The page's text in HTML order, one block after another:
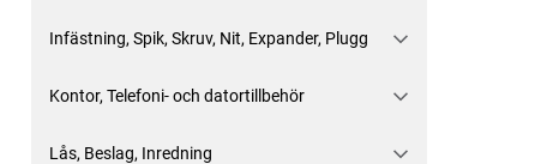
Infästning, Spik, Skruv, Nit, Expander, Plugg
Kontor, Telefoni- och datortillbehör
Lås, Beslag, Inredning